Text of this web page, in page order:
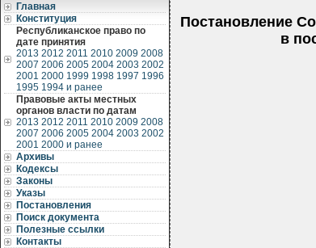
Главная
Конституция
Республиканское право по
дате принятия
2013 2012 2011 2010 2009 2008
2007 2006 2005 2004 2003 2002
2001 2000 1999 1998 1997 1996
1995 1994 и ранее
Правовые акты местных
органов власти по датам
2013 2012 2011 2010 2009 2008
2007 2006 2005 2004 2003 2002
2001 2000 и ранее
Архивы
Кодексы
Законы
Указы
Постановления
Поиск документа
Полезные ссылки
Контакты
Постановление
в